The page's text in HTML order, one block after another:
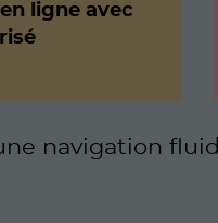
ligne avec
navigation